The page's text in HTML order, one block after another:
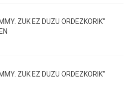
ZUK EZ DUZU ORDEZKORIK"
ZUK EZ DUZU ORDEZKORIK"